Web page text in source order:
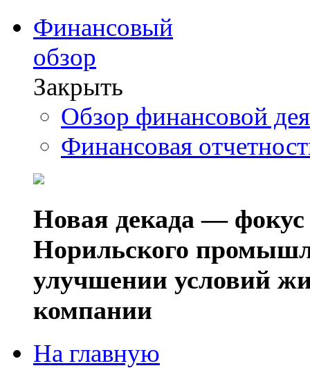
Финансовый
обзор
Закрыть
Обзор финансовой
Финансовая
Новая декада — фокус
Норильского
улучшении условий
компании
На главную